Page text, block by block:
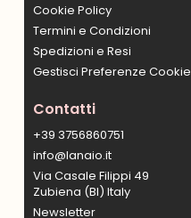
Cookie Policy
Termini e Condizioni
Spedizioni e Resi
Gestisci Preferenze Cookie
Contatti
+39 3756860751
info@lanaio.it
Via Casale Filippi 49
Zubiena (BI) Italy
Newsletter